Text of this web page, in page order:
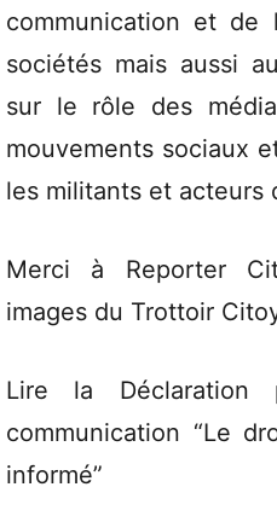
communication et de
sociétés mais aussi
sur le rôle des
mouvements sociaux
les militants et acteurs
Merci à Reporter
images du Trottoir
Lire la
communication “Le
informé”